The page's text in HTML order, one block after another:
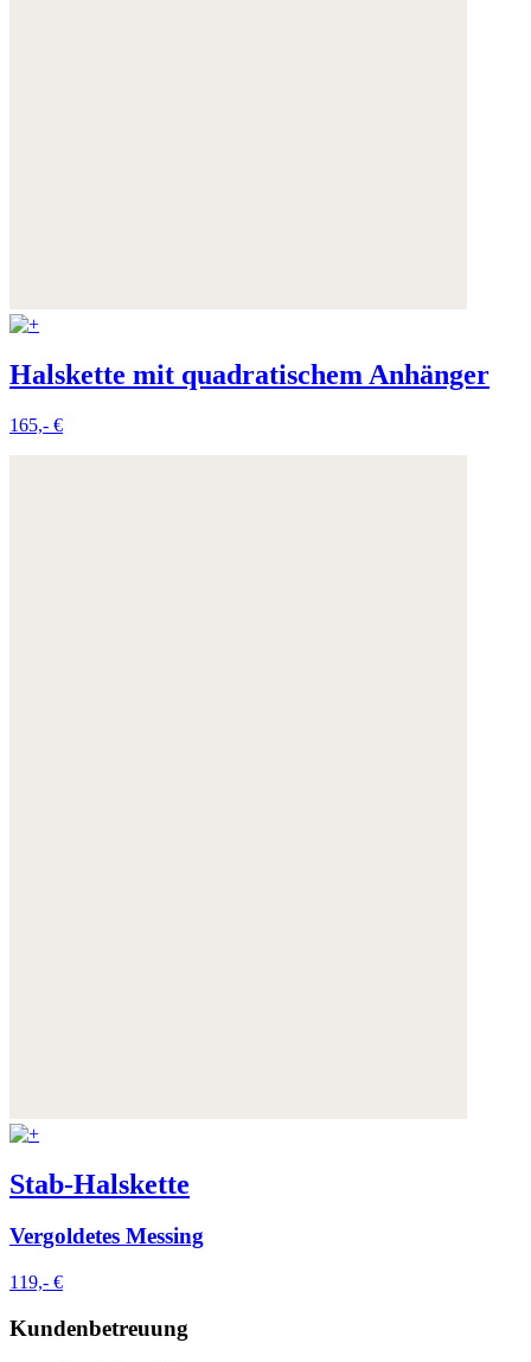
Halskette mit quadratischem Anhänger
165,- €
Stab-Halskette
Vergoldetes Messing
119,- €
Kundenbetreuung